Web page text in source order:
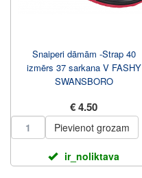
Snaiperi dāmām -Strap 40
izmērs 37 sarkana V FASHY
SWANSBORO
€ 4.50
Pievienot grozam
ir_noliktava